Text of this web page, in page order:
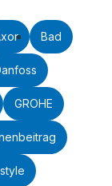
Bad
GROHE